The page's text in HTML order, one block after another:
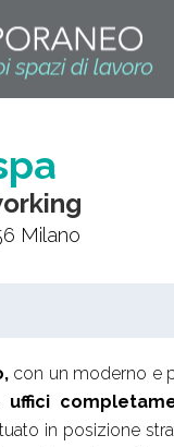
Milano
con un moderno e
uffici
in posizione